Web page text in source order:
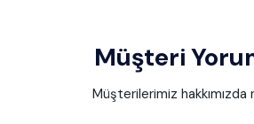
Müşteri
Müşterilerimiz hakkımızda